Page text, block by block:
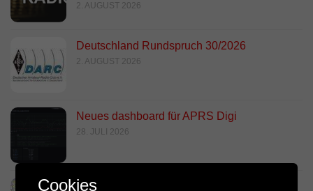
2. AUGUST 2026
Deutschland Rundspruch 30/2026
2. AUGUST 2026
Neues dashboard für APRS Digi
28. JULI 2026
Link Südtirol Murnau Süd ändert QRG und
Cookies